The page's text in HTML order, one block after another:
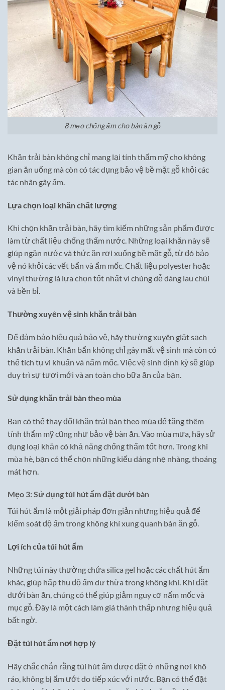
8 mẹo chống ẩm cho bàn ăn gỗ
Khăn trải bàn không chỉ mang lại tính thẩm mỹ cho không
gian ăn uống mà còn có tác dụng bảo vệ bề mặt gỗ khỏi các
tác nhân gây ẩm.
Lựa chọn loại khăn chất lượng
Khi chọn khăn trải bàn, hãy tìm kiếm những sản phẩm được
làm từ chất liệu chống thấm nước. Những loại khăn này sẽ
giúp ngăn nước và thức ăn rơi xuống bề mặt gỗ, từ đó bảo
vệ nó khỏi các vết bẩn và ẩm mốc. Chất liệu polyester hoặc
vinyl thường là lựa chọn tốt nhất vì chúng dễ dàng lau chùi
và bền bỉ.
Thường xuyên vệ sinh khăn trải bàn
Để đảm bảo hiệu quả bảo vệ, hãy thường xuyên giặt sạch
khăn trải bàn. Khăn bẩn không chỉ gây mất vệ sinh mà còn có
thể tích tụ vi khuẩn và nấm mốc. Việc vệ sinh định kỳ sẽ giúp
duy trì sự tươi mới và an toàn cho bữa ăn của bạn.
Sử dụng khăn trải bàn theo mùa
Bạn có thể thay đổi khăn trải bàn theo mùa để tăng thêm
tính thẩm mỹ cũng như bảo vệ bàn ăn. Vào mùa mưa, hãy sử
dụng loại khăn có khả năng chống thấm tốt hơn. Trong khi
mùa hè, bạn có thể chọn những kiểu dáng nhẹ nhàng, thoáng
mát hơn.
Mẹo 3: Sử dụng túi hút ẩm đặt dưới bàn
Túi hút ẩm là một giải pháp đơn giản nhưng hiệu quả để
kiểm soát độ ẩm trong không khí xung quanh bàn ăn gỗ.
Lợi ích của túi hút ẩm
Những túi này thường chứa silica gel hoặc các chất hút ẩm
khác, giúp hấp thụ độ ẩm dư thừa trong không khí. Khi đặt
dưới bàn ăn, chúng có thể giúp giảm nguy cơ nấm mốc và
mục gỗ. Đây là một cách làm giá thành thấp nhưng hiệu quả
bất ngờ.
Đặt túi hút ẩm nơi hợp lý
Hãy chắc chắn rằng túi hút ẩm được đặt ở những nơi khô
ráo, không bị ẩm ướt do tiếp xúc với nước. Bạn có thể đặt